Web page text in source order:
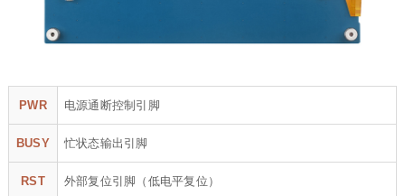
PWR 电源通断控制引脚
BUSY 忙状态输出引脚
RST 外部复位引脚（低电平复位）